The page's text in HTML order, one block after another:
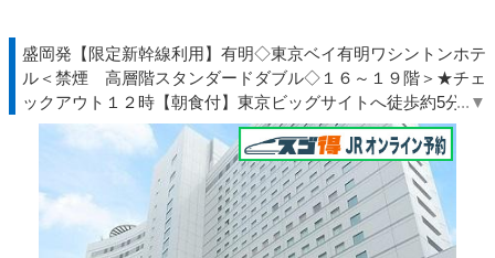
盛岡発【限定新幹線利用】有明◇東京ベイ有明ワシントンホテ
ル＜禁煙 高層階スタンダードダブル◇１６～１９階＞★チェ
ックアウト１２時【朝食付】東京ビッグサイトへ徒歩約5分◆
ＴＤＲ夏◇ＪＲきっぷ駅受取